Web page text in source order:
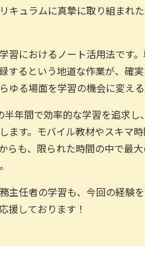
キュラムに真摯に取り組まれ
習におけるノート活用法です
するという地道な作業が、確
ゆる場面を学習の機会に変える
年間で効率的な学習を追求し
ます。モバイル教材やスキマ
らも、限られた時間の中で最
主任者の学習も、今回の経験
援しております！